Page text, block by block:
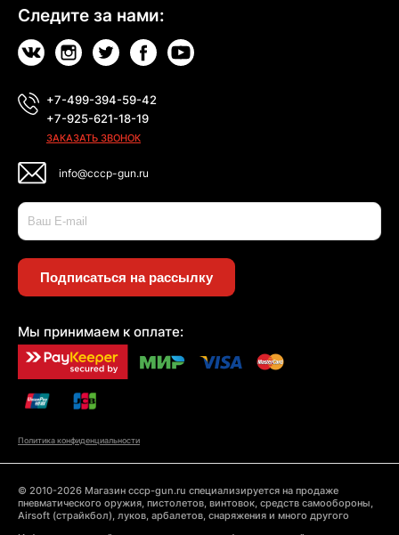
Следите за нами:
+7-499-394-59-42
+7-925-621-18-19
ЗАКАЗАТЬ ЗВОНОК
info@cccp-gun.ru
Подписаться на рассылку
Мы принимаем к оплате:
Политика конфиденциальности
© 2010-2026 Магазин cccp-gun.ru специализируется на продаже
пневматического оружия, пистолетов, винтовок, средств самообороны,
Airsoft (страйкбол), луков, арбалетов, снаряжения и много другого